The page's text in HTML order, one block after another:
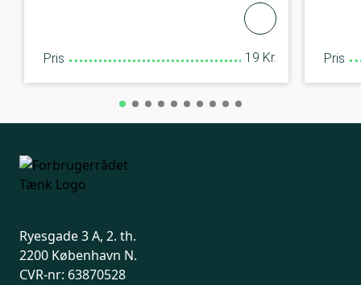
Pris 19 Kr. Pris
Ryesgade 3 A, 2. th.
2200 København N.
CVR-nr: 63870528